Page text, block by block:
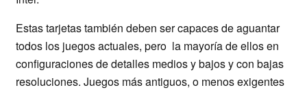
Estas tarjetas también deben ser capaces de aguantar
todos los juegos actuales, pero la mayoría de ellos en
configuraciones de detalles medios y bajos y con bajas
resoluciones. Juegos más antiguos, o menos exigentes